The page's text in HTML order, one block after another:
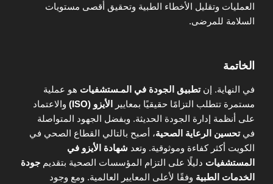
العمليات وتقليل الأخطاء الطبية وتحقيق أقصى مستويات
السلامة للمرضى.
الخاتمة
في النهاية. إنتطبيق الجودة في المـستشفيات هو عملية
مستمرة تتطلب التزامًا حقيقيًا بمعايير
الأيزو (ISO)
والاعتماد
على أنظمة إدارة الجودة الحديثة. وبفضل الجهود المتواصلة
فيتحسين الرعاية الصحية، أصبح بالتالي القطاع الصحي في
الكويت أكثر كفاءة وموثوقية. وتعد شهادة الأيزو في
المستشفيات دليلًا على التزام المؤسسات الصحية بتقديم جودة
الخدمات الطبية وفقًا لأعلى المعايير العالمية. ومع وجود